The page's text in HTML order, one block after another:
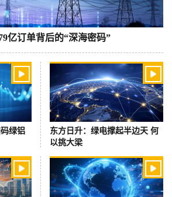
亿订单背后的“深海密码”

绿铝

东方日升：绿电撑起半边天 何
以挑大梁
 